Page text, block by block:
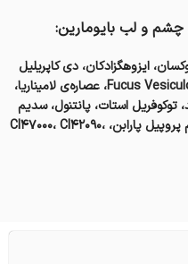
چشم و لب بایومارین:
ایزوهگزادکان، دی کاپریلیل
کربنات، بوتیلن گلیکول، عصاره‌ی Fucus Vesiculosos، عصاره‌ی لامیناریا،
توکوفریل استات، پانتنول، سدیم
متیل پارابن، دی سدیم ا.د.ت.آ، سدیم پروپیل پارابن، CI۴۷۰۰۰، CI۴۲۰۹۰،